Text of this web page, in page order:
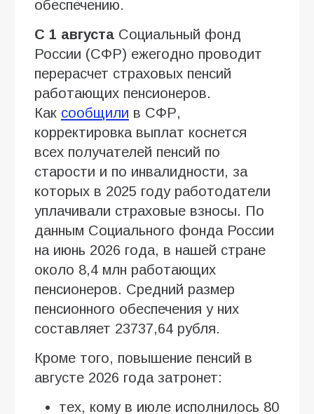
обеспечению.
С 1 августа Социальный фонд
России (СФР) ежегодно проводит
перерасчет страховых пенсий
работающих пенсионеров.
Как сообщили в СФР,
корректировка выплат коснется
всех получателей пенсий по
старости и по инвалидности, за
которых в 2025 году работодатели
уплачивали страховые взносы. По
данным Социального фонда России
на июнь 2026 года, в нашей стране
около 8,4 млн работающих
пенсионеров. Средний размер
пенсионного обеспечения у них
составляет 23737,64 рубля.
Кроме того, повышение пенсий в
августе 2026 года затронет:
тех, кому в июле исполнилось 80